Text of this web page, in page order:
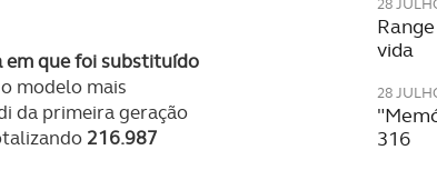
similares pode ter impacto na sua experiência de
em que foi substituído
modelo mais
da primeira geração
216.987
28
vida
28
316